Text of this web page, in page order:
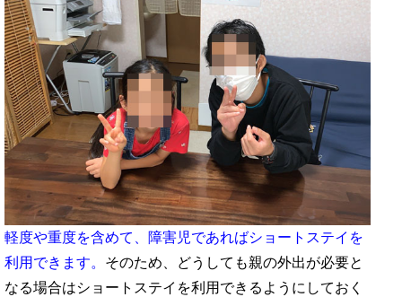
軽度や重度を含めて、障害児であればショートステイを
利用できます。 そのため、どうしても親の外出が必要と
なる場合はショートステイを利用できるようにしておく